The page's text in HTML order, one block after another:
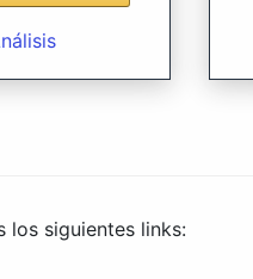
los siguientes links: